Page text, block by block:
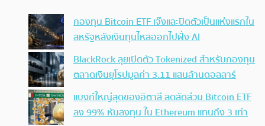
กองทุน Bitcoin ETF เจ๊งและปิดตัวเป็นแห่งแรกใน
สหรัฐหลังเงินทุนไหลออกไปฝั่ง AI
BlackRock ลุยเปิดตัว Tokenized สำหรับกองทุน
ตลาดเงินยุโรปมูลค่า 3.11 แสนล้านดอลลาร์
แบงก์ใหญ่สุดของอิตาลี ลดสัดส่วน Bitcoin ETF
ลง 99% หันลงทุน ใน Ethereum แทนถึง 3 เท่า